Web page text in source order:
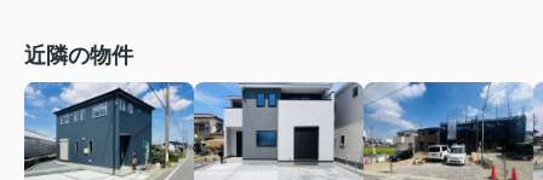
近隣の物件